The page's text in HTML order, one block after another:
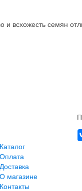
семян
Каталог
Оплата
Доставка
О магазине
Контакты